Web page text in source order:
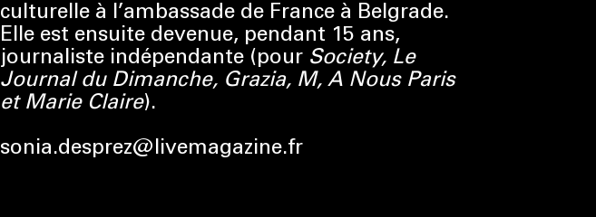
culturelle à l’ambassade de France à Belgrade.
Elle est ensuite devenue, pendant 15 ans,
journaliste indépendante (pour Society, Le
Journal du Dimanche, Grazia, M, A Nous Paris
et Marie Claire).
sonia.desprez@livemagazine.fr